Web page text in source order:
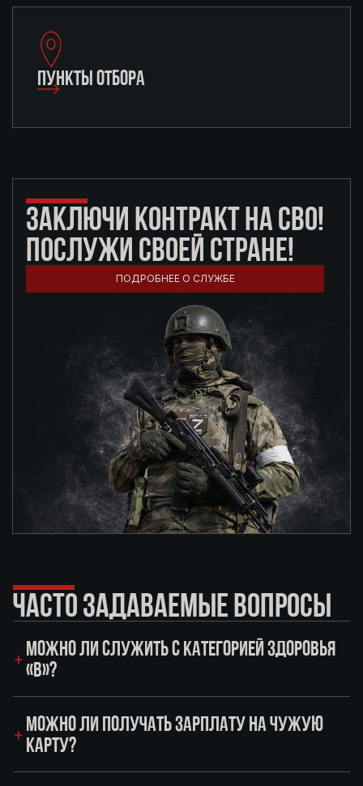
ПУНКТЫ ОТБОРА
ЗАКЛЮЧИ КОНТРАКТ НА СВО!
ПОСЛУЖИ СВОЕЙ СТРАНЕ!
ПОДРОБНЕЕ О СЛУЖБЕ
ЧАСТО ЗАДАВАЕМЫЕ ВОПРОСЫ
МОЖНО ЛИ СЛУЖИТЬ С КАТЕГОРИЕЙ ЗДОРОВЬЯ
«В»?
МОЖНО ЛИ ПОЛУЧАТЬ ЗАРПЛАТУ НА ЧУЖУЮ
КАРТУ?